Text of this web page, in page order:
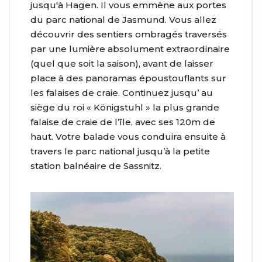
jusqu'à Hagen. Il vous emmène aux portes
du parc national de Jasmund. Vous allez
découvrir des sentiers ombragés traversés
par une lumière absolument extraordinaire
(quel que soit la saison), avant de laisser
place à des panoramas époustouflants sur
les falaises de craie. Continuez jusqu’ au
siège du roi « Königstuhl » la plus grande
falaise de craie de l’île, avec ses 120m de
haut. Votre balade vous conduira ensuite à
travers le parc national jusqu’à la petite
station balnéaire de Sassnitz.